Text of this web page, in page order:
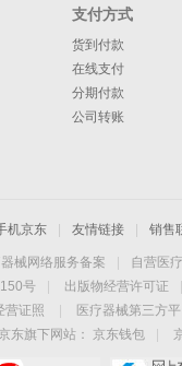
支付方式
货到付款
在线支付
分期付款
公司转账
机京东 友情链接 销售
械网络服务备案 自营医
号
出版物经营许可证
营证照 医疗器械第三方
京东旗下网站：
京东钱包